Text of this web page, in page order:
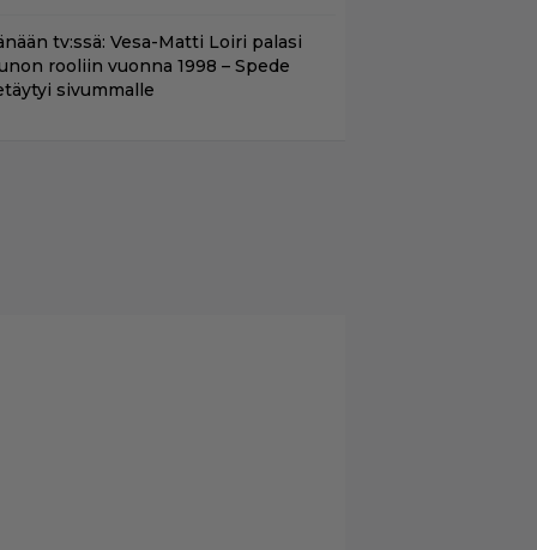
tv:ssä: Vesa-Matti Loiri palasi
rooliin vuonna 1998 – Spede
sivummalle